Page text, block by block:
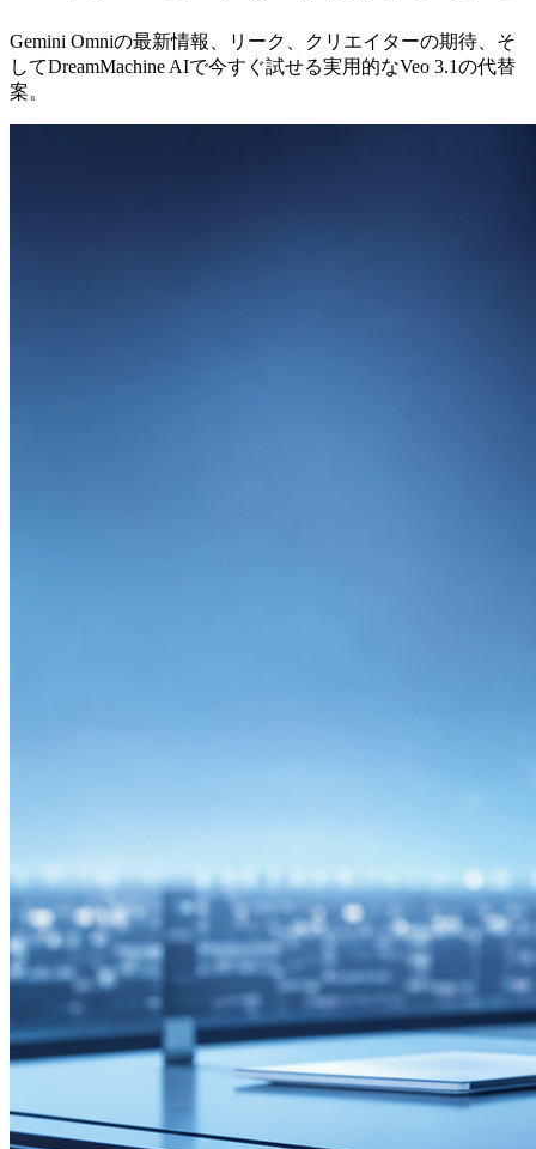
Gemini Omniの最新情報、リーク、クリエイターの期待、そ
してDreamMachine AIで今すぐ試せる実用的なVeo 3.1の代替
案。